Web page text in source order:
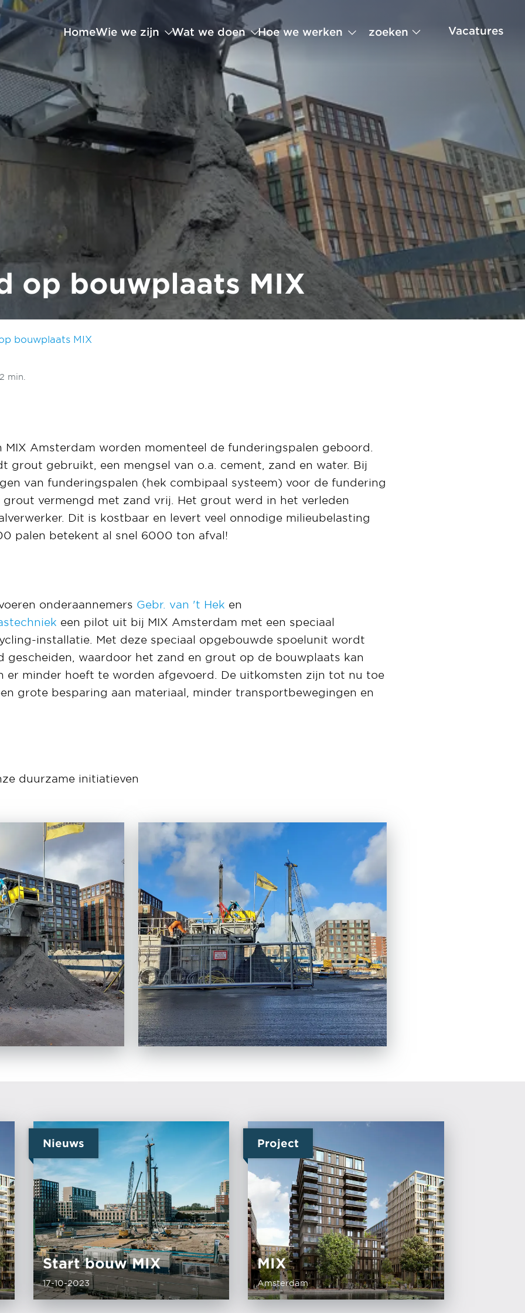
Vacatures
zoeken
HomeWie we zijn Wat we doen Hoe we werken
op bouwplaats MIX
bouwplaats MIX
min.
Amsterdam worden momenteel de funderingspalen geboord.
grout gebruikt, een mengsel van o.a. cement, zand en water. Bij
van funderingspalen (hek combipaal systeem) voor de fundering
vermengd met zand vrij. Het grout werd in het verleden
Dit is kostbaar en levert veel onnodige milieubelasting
palen betekent al snel 6000 ton afval!
onderaannemers Gebr. van 't Hek en
een pilot uit bij MIX Amsterdam met een speciaal
installatie. Met deze speciaal opgebouwde spoelunit wordt
gescheiden, waardoor het zand en grout op de bouwplaats kan
er minder hoeft te worden afgevoerd. De uitkomsten zijn tot nu toe
grote besparing aan materiaal, minder transportbewegingen en
duurzame initiatieven
Nieuws
Start bouw MIX
17-10-2023
Project
MIX
Amsterdam